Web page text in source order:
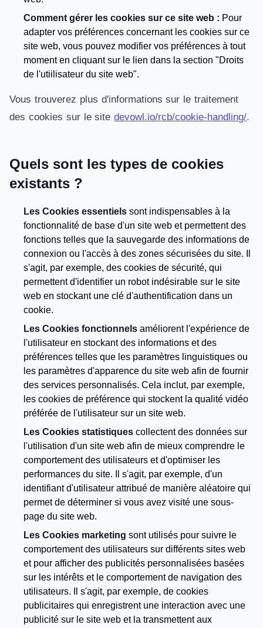
Comment gérer les cookies sur ce site web : Pour
adapter vos préférences concernant les cookies sur ce
site web, vous pouvez modifier vos préférences à tout
moment en cliquant sur le lien dans la section "Droits
de l'utiilisateur du site web".
Vous trouverez plus d'informations sur le traitement
des cookies sur le sitedevowl.io/rcb/cookie-handling/.
Quels sont les types de cookies
existants ?
Les Cookies essentiels sont indispensables à la
fonctionnalité de base d'un site web et permettent des
fonctions telles que la sauvegarde des informations de
connexion ou l'accès à des zones sécurisées du site. Il
s'agit, par exemple, des cookies de sécurité, qui
permettent d'identifier un robot indésirable sur le site
web en stockant une clé d'authentification dans un
cookie.
Les Cookies fonctionnels améliorent l'expérience de
l'utilisateur en stockant des informations et des
préférences telles que les paramètres linguistiques ou
les paramètres d'apparence du site web afin de fournir
des services personnalisés. Cela inclut, par exemple,
les cookies de préférence qui stockent la qualité vidéo
préférée de l'utilisateur sur un site web.
Les Cookies statistiques collectent des données sur
l'utilisation d'un site web afin de mieux comprendre le
comportement des utilisateurs et d'optimiser les
performances du site. Il s'agit, par exemple, d'un
identifiant d'utilisateur attribué de manière aléatoire qui
permet de déterminer si vous avez visité une sous-
page du site web.
Les Cookies marketing sont utilisés pour suivre le
comportement des utilisateurs sur différents sites web
et pour afficher des publicités personnalisées basées
sur les intérêts et le comportement de navigation des
utilisateurs. Il s'agit, par exemple, de cookies
publicitaires qui enregistrent une interaction avec une
publicité sur le site web et la transmettent aux